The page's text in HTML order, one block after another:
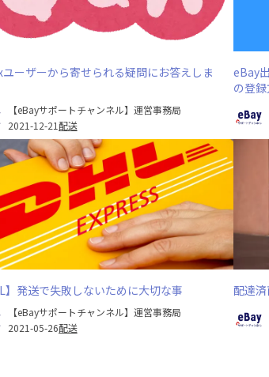
ユーザーから寄せられる疑問にお答えしま
【eBayサポートチャンネル】運営事務局
2021-12-21配送
eBay
の登録
】発送で失敗しないために大切な事
【eBayサポートチャンネル】運営事務局
2021-05-26配送
配達